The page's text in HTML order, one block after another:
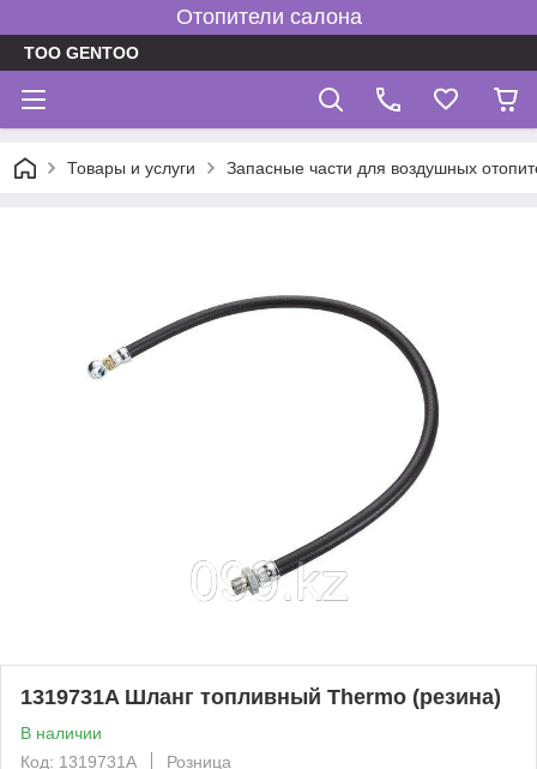
Отопители салона
TOO GENTOO
Товары и услуги Запасные части для воздушных
1319731A Шланг топливный Thermo (резина)
В наличии
Код: 1319731A
Розница